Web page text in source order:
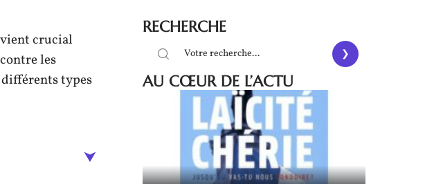
crucial
les
différents types
RECHERCHE
AU CŒUR DE L’ACTU